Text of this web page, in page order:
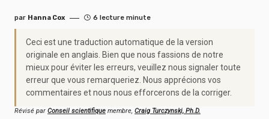
par Hanna Cox 6 lecture minute
Ceci est une traduction automatique de la version
originale en anglais. Bien que nous fassions de notre
mieux pour éviter les erreurs, veuillez nous signaler toute
erreur que vous remarqueriez. Nous apprécions vos
commentaires et nous nous efforcerons de la corriger.
Révisé par Conseil scientifique membre, Craig Turczynski, Ph.D.